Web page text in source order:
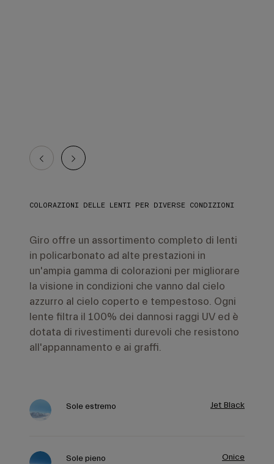
COLORAZIONI DELLE LENTI PER DIVERSE CONDIZIONI
Giro offre un assortimento completo di lenti
in policarbonato ad alte prestazioni in
un'ampia gamma di colorazioni per migliorare
la visione in condizioni che vanno dal cielo
azzurro al cielo coperto e tempestoso. Ogni
lente filtra il 100% dei dannosi raggi UV ed è
dotata di rivestimenti durevoli che resistono
all'appannamento e ai graffi.
Sole estremo Jet Black
Sole pieno Onice